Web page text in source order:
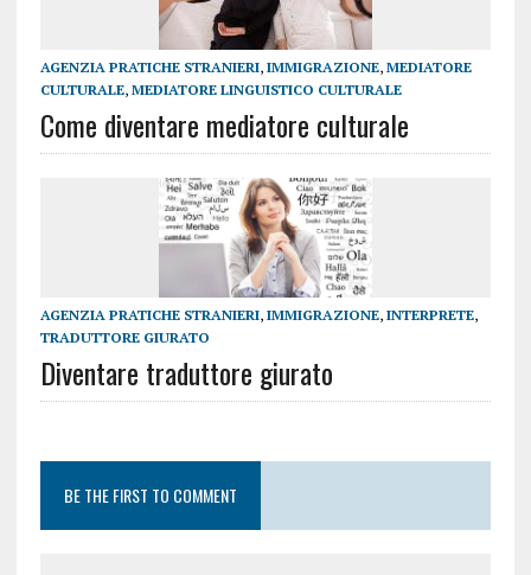
AGENZIA PRATICHE STRANIERI, IMMIGRAZIONE, MEDIATORE
CULTURALE, MEDIATORE LINGUISTICO CULTURALE
Come diventare mediatore culturale
AGENZIA PRATICHE STRANIERI, IMMIGRAZIONE, INTERPRETE,
TRADUTTORE GIURATO
Diventare traduttore giurato
BE THE FIRST TO COMMENT